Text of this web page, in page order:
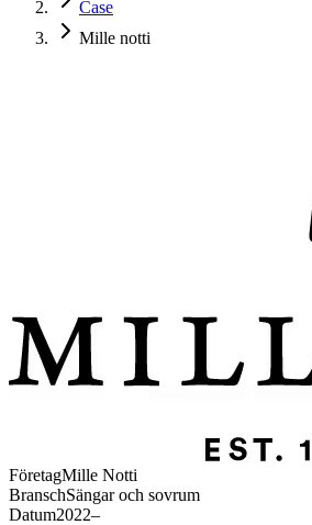
Case
Mille notti
FöretagMille Notti
BranschSängar och sovrum
Datum2022–